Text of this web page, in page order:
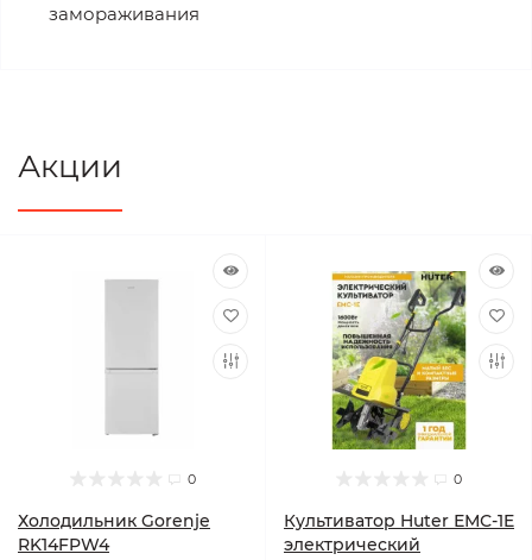
замораживания
Акции
0
Холодильник Gorenje
RK14FPW4
0
Культиватор Huter ЕМС-1E
электрический